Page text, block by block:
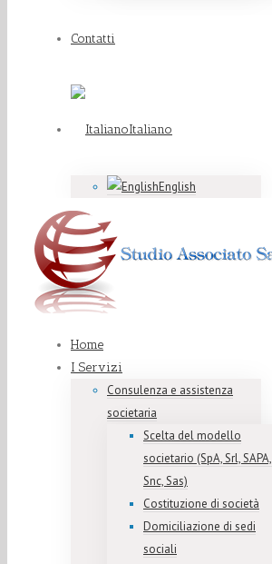
Contatti
Italiano
English
Home
I Servizi
Consulenza e assistenza
societaria
Scelta del modello
societario (SpA, Srl, SAPA,
Snc, Sas)
Costituzione di società
Domiciliazione di sedi
sociali